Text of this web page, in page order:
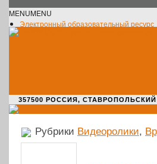
MENUMENU
Электронный образовательный ресурс
357500 РОССИЯ, СТАВРОПОЛЬСКИЙ
Рубрики Видеоролики,